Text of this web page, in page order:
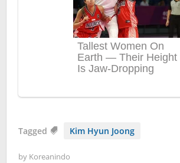
Tagged Kim Hyun Joong
by Koreanindo